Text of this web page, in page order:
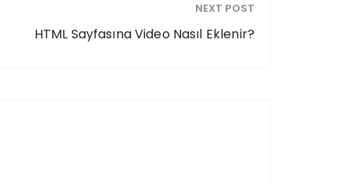
NEXT POST
HTML Sayfasına Video Nasıl Eklenir?